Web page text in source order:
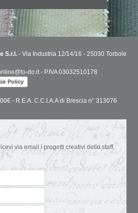
S.r.l. - Via Industria 12/14/16 - 25030 Torbole
do.it - P.IVA 03032510178
Policy
- R.E.A. C.C.I.A.A di Brescia n° 313076
via email i progetti creativi dello staff